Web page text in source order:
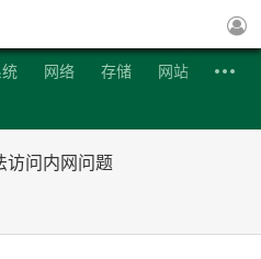
网络 存储
网站
访问内网问题